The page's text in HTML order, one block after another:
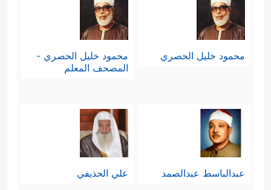
محمود خليل الحصري
محمود خليل الحصري -
المصحف المعلم
عبدالباسط عبدالصمد علي الحذيفي